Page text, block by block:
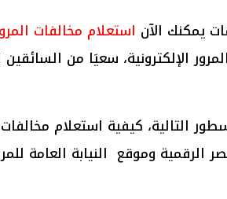
يمكنك الآن استعلام مخالفات
الإلكترونية، سعيَا من
التالية، كيفية استعلام
الرقمية وموقع النيابة العامة